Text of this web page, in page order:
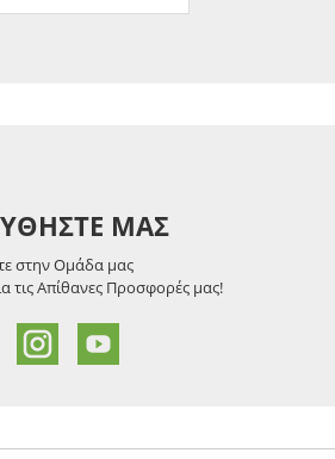
ΜΑΣ
στην Ομάδα μας
τις Απίθανες Προσφορές μας!